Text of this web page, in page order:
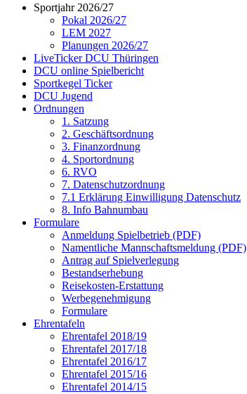
Sportjahr 2026/27
Pokal 2026/27
LEM 2027
Planungen 2026/27
LiveTicker DCU Thüringen
DCU online Spielbericht
Sportkegel Ticker
DCU Jugend
Ordnungen
1. Satzung
2. Geschäftsordnung
3. Finanzordnung
4. Sportordnung
6. RVO
7. Datenschutzordnung
7.1 Erklärung Einwilligung Datenschutz
8. Info Bahnumbau
Formulare
Anmeldung Spielbetrieb (PDF)
Namentliche Mannschaftsmeldung (PDF)
Antrag auf Spielverlegung
Bestandserhebung
Reisekosten-Erstattung
Werbegenehmigung
Formulare
Ehrentafeln
Ehrentafel 2018/19
Ehrentafel 2017/18
Ehrentafel 2016/17
Ehrentafel 2015/16
Ehrentafel 2014/15